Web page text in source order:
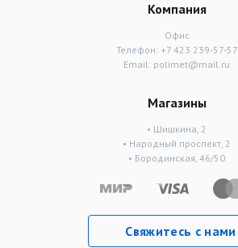
Компания
Офис
Телефон: +7 423 239-57-57
Email: polimet@mail.ru
Магазины
• Шишкина, 2
• Народный проспект, 2
• Бородинская, 46/50
Свяжитесь с нами